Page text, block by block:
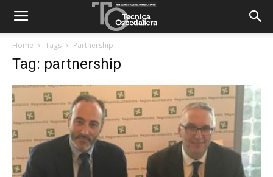
Home Tags Partnership
Tag: partnership